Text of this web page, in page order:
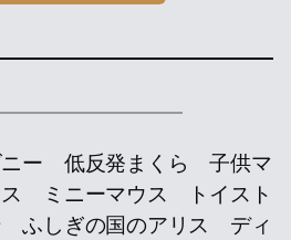
ー 低反発まくら 子供マ
ミニーマウス トイスト
ふしぎの国のアリス ディ